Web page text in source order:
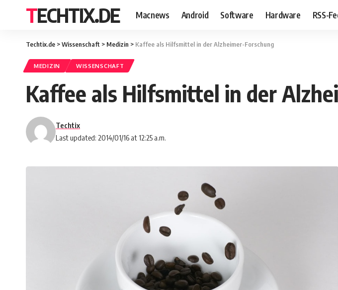
TECHTIX.DE Macnews Android Software Hardware RSS-
Techtix.de >Wissenschaft > Medizin > Kaffee als Hilfsmittel in der Alzheimer-Forschung
MEDIZIN WISSENSCHAFT
Kaffee als Hilfsmittel in der
Last updated: 2014/01/16 at 12:25 a.m.
Techtix